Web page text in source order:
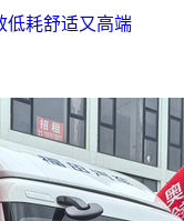
耗舒适又高端